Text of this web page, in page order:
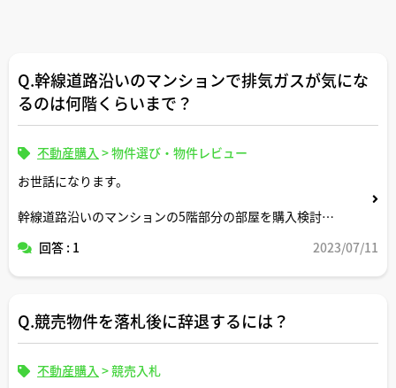
Q.幹線道路沿いのマンションで排気ガスが気にな
るのは何階くらいまで？
不動産購入 >物件選び・物件レビュー
お世話になります。
幹線道路沿いのマンションの5階部分の部屋を購入検討し
ょうか。
回答 : 1 2023/07/11
Q.競売物件を落札後に辞退するには？
不動産購入 >競売入札